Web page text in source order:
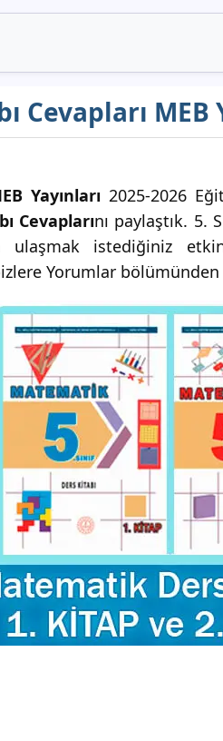
Cevapları MEB
Yayınları 2025-2026
Cevaplarını paylaştık. 5.
ulaşmak istediğiniz
Yorumlar